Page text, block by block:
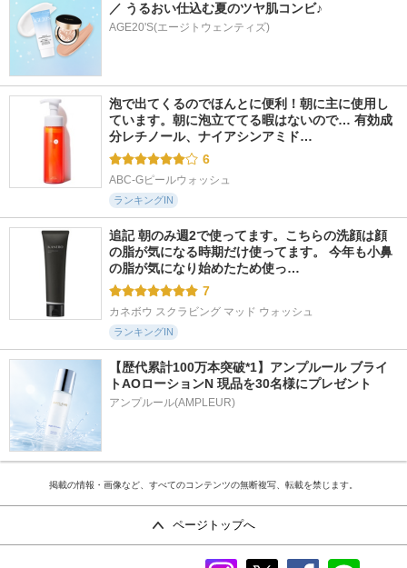
／ うるおい仕込む夏のツヤ肌コンビ♪
AGE20'S(エージトウェンティズ)
泡で出てくるのでほんとに便利！朝に主に使用し
ています。朝に泡立ててる暇はないので… 有効成
分レチノール、ナイアシンアミド…
6
ABC-Gピールウォッシュ
ランキングIN
追記 朝のみ週2で使ってます。こちらの洗顔は顔
の脂が気になる時期だけ使ってます。 今年も小鼻
の脂が気になり始めたため使っ…
7
カネボウ スクラビング マッド ウォッシュ
ランキングIN
【歴代累計100万本突破*1】アンプルール ブライ
トAOローションN 現品を30名様にプレゼント
アンプルール(AMPLEUR)
掲載の情報・画像など、すべてのコンテンツの無断複写、転載を禁じます。
ページトップへ